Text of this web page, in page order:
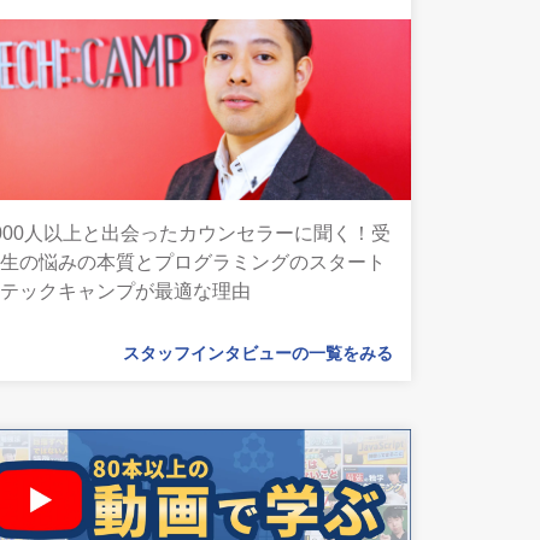
人以上と出会ったカウンセラーに聞く！受
の悩みの本質とプログラミングのスタート
ックキャンプが最適な理由
スタッフインタビューの一覧をみる